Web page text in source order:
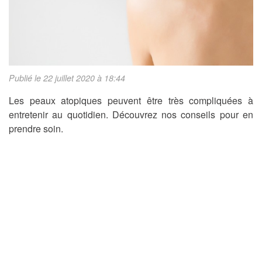
Publié le 22 juillet 2020 à 18:44
Les peaux atopiques peuvent être très compliquées à
entretenir au quotidien. Découvrez nos conseils pour en
prendre soin.